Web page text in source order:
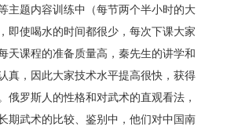
主题内容训练中（每节两个半小时的大
即使喝水的时间都很少，每次下课大家
天课程的准备质量高，秦先生的讲学和
真，因此大家技术水平提高很快，获得
俄罗斯人的性格和对武术的直观看法，
期武术的比较、鉴别中，他们对中国南